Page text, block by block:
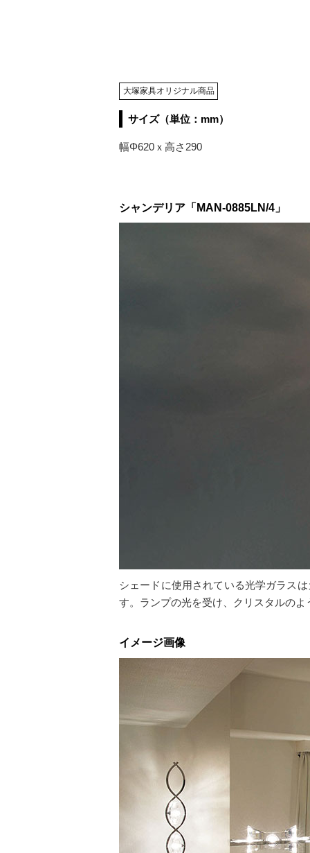
大塚家具オリジナル商品
サイズ（単位：mm）
幅Φ620ｘ高さ290
シャンデリア「MAN-0885LN/4」
シェードに使用されている光学ガラス
す。ランプの光を受け、クリスタルの
イメージ画像